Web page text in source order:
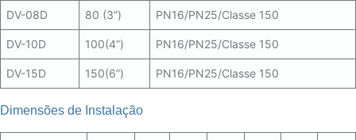
DV-08D 80 (3”) PN16/PN25/Classe 150
DV-10D 100(4”) PN16/PN25/Classe 150
DV-15D 150(6”) PN16/PN25/Classe 150
Dimensões de Instalação